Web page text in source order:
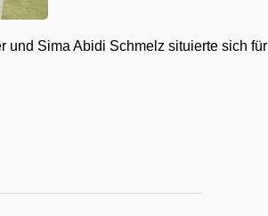
und Sima Abidi Schmelz situierte sich für